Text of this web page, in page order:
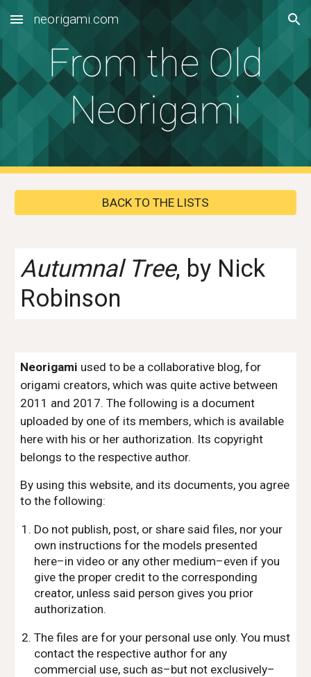
Skip to main content Skip to navigation
neorigami.com
From the Old
Neorigami
BACK TO THE LISTS
Autumnal Tree, by Nick
Robinson
Neorigami used to be a collaborative blog, for
origami creators, which was quite active between
2011 and 2017. The following is a document
uploaded by one of its members, which is available
here with his or her authorization. Its copyright
belongs to the respective author.
By using this website, and its documents, you agree
to the following:
Do not publish, post, or share said files, nor your
own instructions for the models presented
here–in video or any other medium–even if you
give the proper credit to the corresponding
creator, unless said person gives you prior
authorization.
The files are for your personal use only. You must
contact the respective author for any
commercial use, such as–but not exclusively–